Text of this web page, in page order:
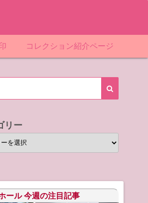
コレクション紹介ページ
「東北」道の駅スタンプ一覧
リー
ール 今週の注目記事